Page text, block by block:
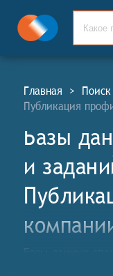
Главная >
Публикация
Базы
и
Базы данных
Specialists and